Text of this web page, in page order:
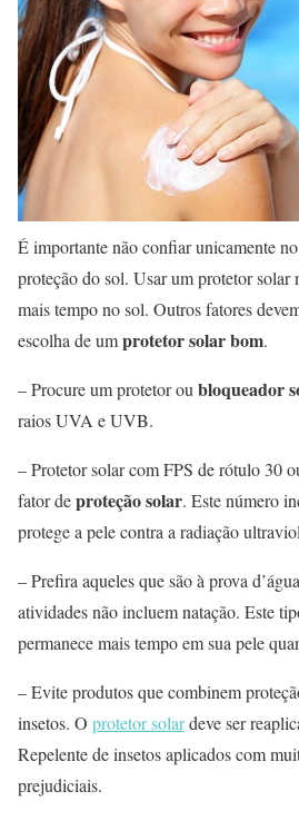
É importante não confiar unicamente no
proteção do sol. Usar um protetor solar
mais tempo no sol. Outros fatores
escolha de umprotetor solar bom.
– Procure um protetor oubloqueador
raios UVA e UVB.
– Protetor solar com FPS de rótulo 30
fator deproteção solar. Este número
protege a pele contra a radiação
– Prefira aqueles que são à prova
atividades não incluem natação. Este
permanece mais tempo em sua pele
– Evite produtos que combinem
insetos. O protetor solardeve ser
Repelente de insetos aplicados com
prejudiciais.